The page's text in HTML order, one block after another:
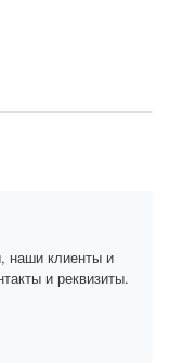
наши клиенты и
и реквизиты.